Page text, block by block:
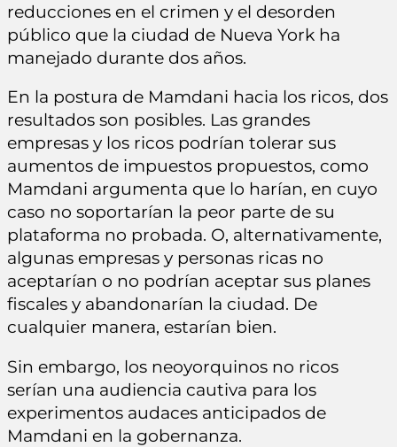
reducciones en el crimen y el desorden
público que la ciudad de Nueva York ha
manejado durante dos años.
En la postura de Mamdani hacia los ricos, dos
resultados son posibles. Las grandes
empresas y los ricos podrían tolerar sus
aumentos de impuestos propuestos, como
Mamdani argumenta que lo harían, en cuyo
caso no soportarían la peor parte de su
plataforma no probada. O, alternativamente,
algunas empresas y personas ricas no
aceptarían o no podrían aceptar sus planes
fiscales y abandonarían la ciudad. De
cualquier manera, estarían bien.
Sin embargo, los neoyorquinos no ricos
serían una audiencia cautiva para los
experimentos audaces anticipados de
Mamdani en la gobernanza.